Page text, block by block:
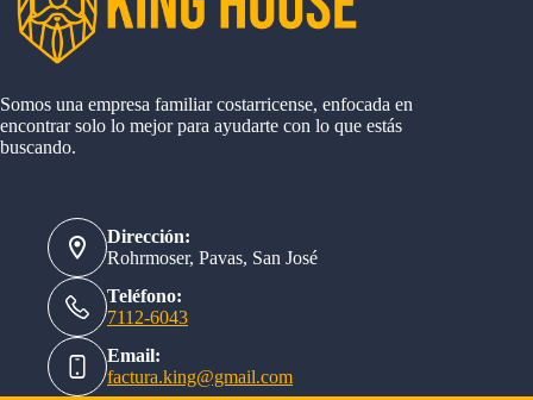
Somos una empresa familiar costarricense, enfocada en
encontrar solo lo mejor para ayudarte con lo que estás
buscando.
Dirección:
Rohrmoser, Pavas, San José
Teléfono:
7112-6043
Email:
factura.king@gmail.com